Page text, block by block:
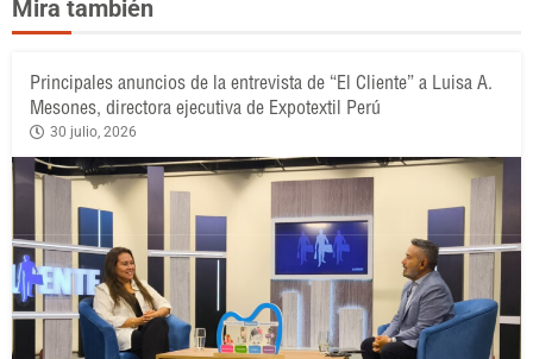
Mira también
Principales anuncios de la entrevista de “El Cliente” a Luisa A.
Mesones, directora ejecutiva de Expotextil Perú
30 julio, 2026